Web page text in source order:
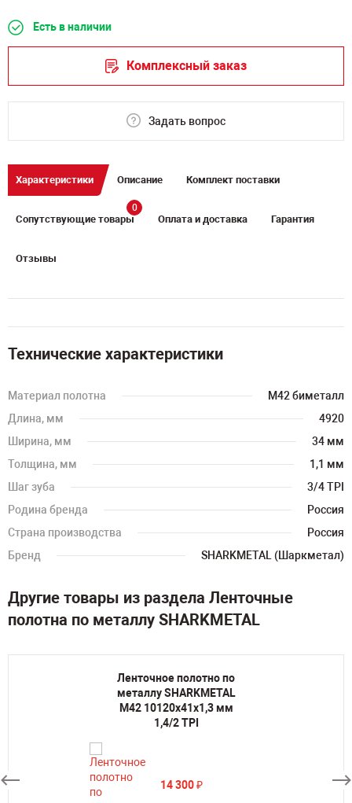
Есть в наличии
Комплексный заказ
Задать вопрос
Характеристики Описание Комплект поставки
Сопутствующие товары
0
Оплата и доставка Гарантия
Отзывы
Технические характеристики
Материал полотна
M42 биметалл
Длина, мм
4920
Ширина, мм
34 мм
Толщина, мм
1,1 мм
Шаг зуба
3/4 TPI
Родина бренда
Россия
Страна производства
Россия
Бренд
SHARKMETAL (Шаркметал)
Другие товары из раздела Ленточные
полотна по металлу SHARKMETAL
Ленточное полотно по
металлу SHARKMETAL
M42 10120х41х1,3 мм
1,4/2 TPI
14 300₽